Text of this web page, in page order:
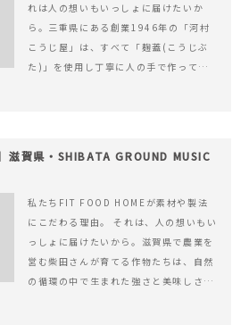
れは人の想いもいっしょに届けたいか
ら。三重県にある創業1946年の「河村
こうじ屋」は、すべて「麹蓋(こうじぶ
た)」を使用し丁寧に人の手で作ってい
滋賀県・SHIBATA GROUND MUSIC
私たちFIT FOOD HOMEが素材や製法
にこだわる理由。 それは、人の想いもい
っしょに届けたいから。滋賀県で農業を
営む柴田さんが育てる作物たちは、自然
の循環の中で生まれた強さと美味しさを